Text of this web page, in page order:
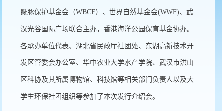
鱀豚保护基金会（WBCF）、世界自然基金会(WWF)、武
汉光谷国际广场联合主办，香港海洋公园保育基金协办。
各承办单位代表、湖北省民政厅社团处、东湖高新技术开
发区管委会办公室、华中农业大学水产学院、武汉市洪山
区科协及其所属博物馆、科技馆等相关部门负责人以及大
学生环保社团组织等参加了本次发行介绍会。